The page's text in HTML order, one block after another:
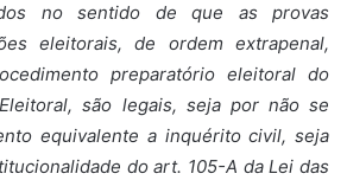
no sentido de que as provas
eleitorais, de ordem extrapenal,
preparatório eleitoral do
são legais, seja por não se
equivalente a inquérito civil, seja
do art. 105-A da Lei das